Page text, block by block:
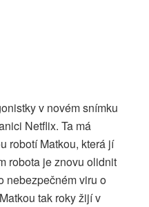
v novém snímku
Netflix. Ta má
robotí Matkou, která jí
robota je znovu olidnit
nebezpečném viru o
tak roky žijí v